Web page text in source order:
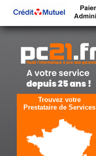
Trouvez votre
Prestataire de Services